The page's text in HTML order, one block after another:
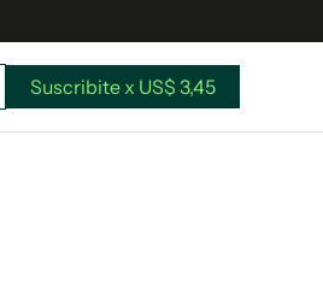
Suscribite x US$ 3,45